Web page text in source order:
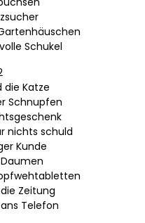
Schukel
die Katze
Schnupfen
nichts schuld
Kunde
Zeitung
Telefon